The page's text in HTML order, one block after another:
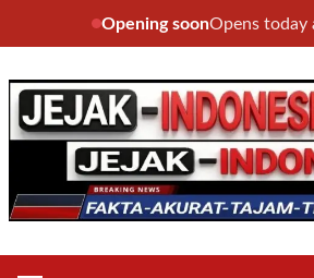
Opening soonOpens today
to
content